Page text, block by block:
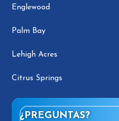
Englewood
Palm Bay
Lehigh Acres
Citrus Springs
¿PREGUNTAS?